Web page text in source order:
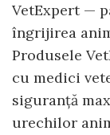
VetExpert —
îngrijirea
Produsele
cu medici
siguranță
urechilor